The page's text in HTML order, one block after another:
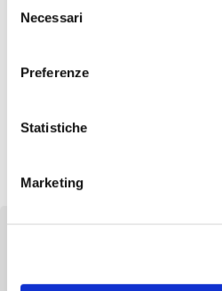
desideri accettare e cliccando
delNecessari
Preferenze
Statistiche
Marketing
fine.
Argomenti: